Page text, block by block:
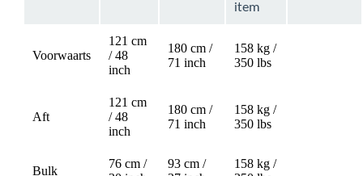
item
Voorwaarts
121 cm
/ 48
inch
180 cm /
71 inch
158 kg /
350 lbs
Aft
121 cm
/ 48
inch
180 cm /
71 inch
158 kg /
350 lbs
Bulk
76 cm /
93 cm /
158 kg /